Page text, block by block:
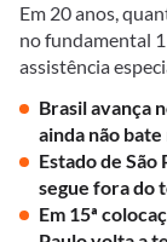
Em 20 anos,
no fundamental
assistência
Brasil avança
ainda não
Estado de
segue fora do
Em 15ª